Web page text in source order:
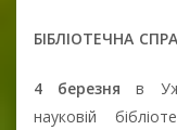
БІБЛІОТЕЧНА
4 березняв
науковій